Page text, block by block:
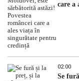
care a
02:00
Se